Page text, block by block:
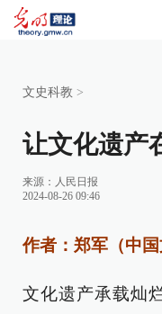
文史科教 >
让文化遗产
来源： 人民日报
2024-08-26 09:46
作者：郑军（中国
文化遗产承载灿